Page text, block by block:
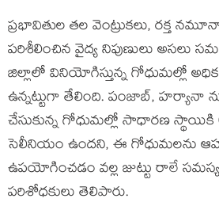
ప్రభావితుల తల వెంట్రుకలు, రక్త
పరిశీలించిన వైద్య నిపుణులు అసలు
జిల్లాలో వినియోగిస్తున్న గోధుమల్లో
ఉన్నట్టుగా తేలింది. పంజాబ్, హర్యానా
చేసుకున్న గోధుమల్లో సాధారణ స్థాయికి
సెలీనియం ఉందని, ఈ గోధుమలను
ఉపయోగించడం వల్ల జుట్టు రాలే
పరిశోధకులు తెలిపారు.